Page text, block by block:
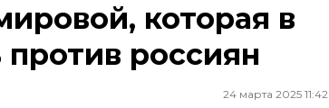
которая в
против россиян
24 марта 2025 11:42